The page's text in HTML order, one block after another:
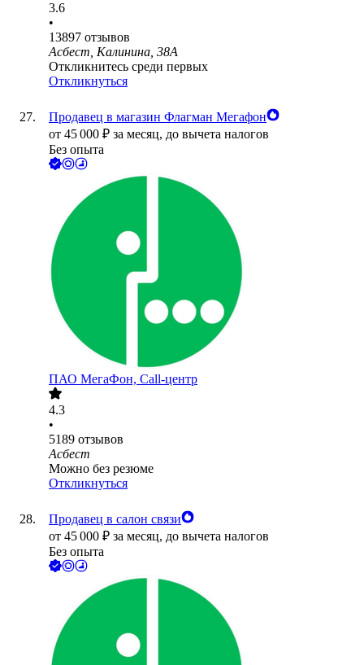
3.6
•
13897 отзывов
Асбест, Калинина, 38А
Откликнитесь среди первых
Откликнуться
Продавец в магазин Флагман Мегафон
от 45 000 ₽ за месяц, до вычета налогов
Без опыта
ПАО МегаФон, Call-центр
4.3
•
5189 отзывов
Асбест
Можно без резюме
Откликнуться
Продавец в салон связи
от 45 000 ₽ за месяц, до вычета налогов
Без опыта